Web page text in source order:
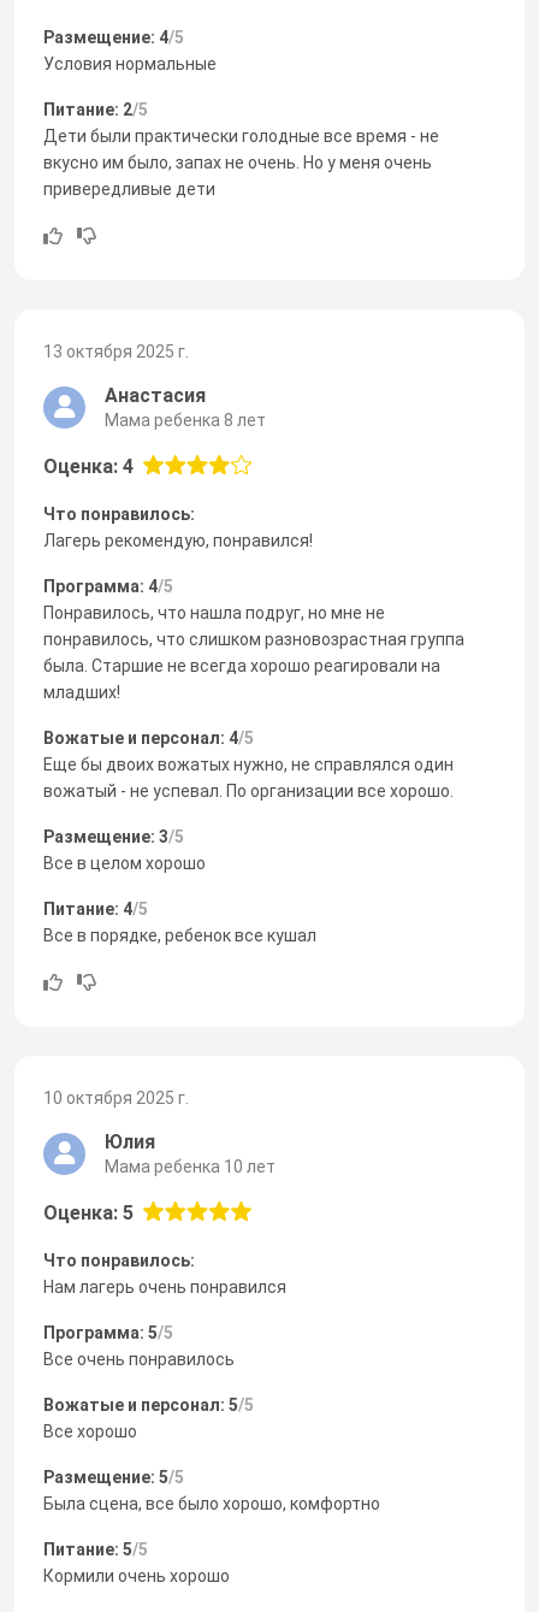
Размещение: 4/5
Условия нормальные
Питание: 2/5
Дети были практически голодные все время - не
вкусно им было, запах не очень. Но у меня очень
привередливые дети
13 октября 2025 г.
Анастасия
Мама ребенка 8 лет
Оценка: 4
Что понравилось:
Лагерь рекомендую, понравился!
Программа: 4/5
Понравилось, что нашла подруг, но мне не
понравилось, что слишком разновозрастная группа
была. Старшие не всегда хорошо реагировали на
младших!
Вожатые и персонал: 4/5
Еще бы двоих вожатых нужно, не справлялся один
вожатый - не успевал. По организации все хорошо.
Размещение: 3/5
Все в целом хорошо
Питание: 4/5
Все в порядке, ребенок все кушал
10 октября 2025 г.
Юлия
Мама ребенка 10 лет
Оценка: 5
Что понравилось:
Нам лагерь очень понравился
Программа: 5/5
Все очень понравилось
Вожатые и персонал: 5/5
Все хорошо
Размещение: 5/5
Была сцена, все было хорошо, комфортно
Питание: 5/5
Кормили очень хорошо